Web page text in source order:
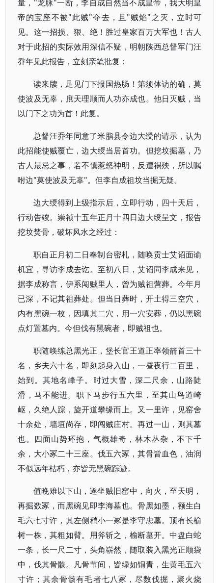
量，"龙脉"一断，李自成自然当不成皇帝，我大明皇
帝的宝座不被"此贼"夺去，且"贼焰"之灭，立时可
见。这一招损、狠、绝！胜过皇家百万大军也！古人
对于此招的实际效用深信不疑，明朝陕西总督军门汪
乔年见此报告，立刻亲笔批复：
读来牍，足见门下报国热肠！第须体访的确，莫
使波及无辜，庶天理顺而人功亦成也。他日灭贼，当
以门下之功为首！此复。
总督汪乔年同意了米脂县令边大绶的请示，认为
此招能使贼覆亡，边大绶当居首功。但挖坟掘墓，乃
古人最忌之事，若不慎惹怒神明，反遭祸殃，所以嘱
咐边"莫使波及无辜"。但李自成祖坟当掘无疑。
边大绶得到上级指示后，立即行动，四十天后，
行动告竣。崇祯十五年正月十四日边大绶呈文，报告
挖坟焚骨，破坏风水之经过：
职自正月初二日奉制台密札，随唤贡士艾诏面谕
机宜，寻访李成去讫。至初八日，艾诏同李成来见，
据李成称言，伊系闯贼里人，曾为贼祖营葬。今年月
已深，不记其祖葬处。但当日葬时，开土得三空穴，
内有黑碗一枚，因填其二穴，用一穴安葬，仍以黑碗
点灯置墓内。今但伐有黑碗者，即贼祖也。
职随唤练总黑光正，堡长官王道正率领箭首三十
名，乡夫六十名，即刻起身入山，一昼夜行二百里，
始到。其地名峰子。时过大雪，深二尺余，山路陡
滑，马不能进。职下马步行五六里，至其山鸟道崎
岖，久绝人踪，旋开道攀缘而上。又一里许，见窑舍
十余处，墙垣尚存，即闯贼庄村。再过一山，则其墓
也。四面山势环抱，气概雄奇，林木丛杂，不下千
余，大小冢二十三座。伐五六冢，其骨皆血色，油润
不似远年枯朽，亦皆无黑碗踪迹。
值晚难以下山，遂坐贼旧窑中，向火，至天明，
再掘数冢，而黑碗见即李海墓也。骨黑如墨，额生白
毛六七寸许，其左侧稍小一冢是李守忠墓。顶有长榆
树一株，其粗如臂。用斧斩之，榆断墓开。中盘白蛇
一条，长一尺二寸，头角崭然，随取装入黑光正顺袋
中，伐其骨骸。凡骨节间，皆绿如铜青，生黄毛五六
寸许；其余骨骸有毛者七八冢，尽数伐掘，聚火烧